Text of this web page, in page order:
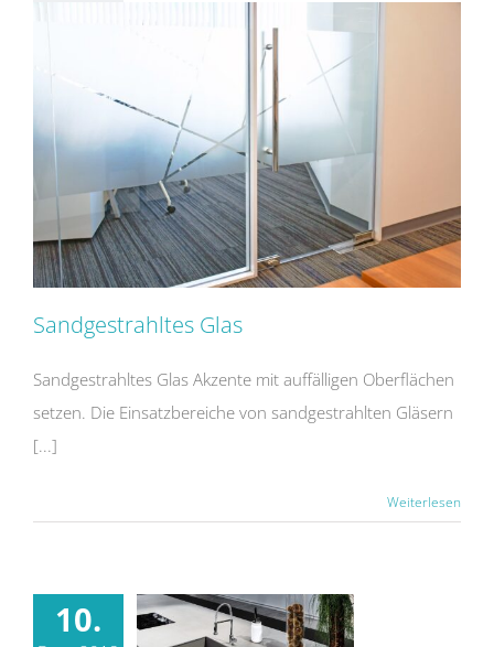
Sandgestrahltes Glas
Sandgestrahltes Glas Akzente mit auffälligen Oberflächen
setzen. Die Einsatzbereiche von sandgestrahlten Gläsern
[...]
Weiterlesen
10.